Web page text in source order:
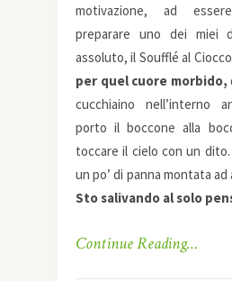
motivazione, ad
preparare uno dei miei
assoluto, il Soufflé al
per quel cuore morbido,
cucchiaino nell’interno
porto il boccone alla
toccare il cielo con un dito.
un po’ di panna montata
Sto salivando al solo
Continue Reading…